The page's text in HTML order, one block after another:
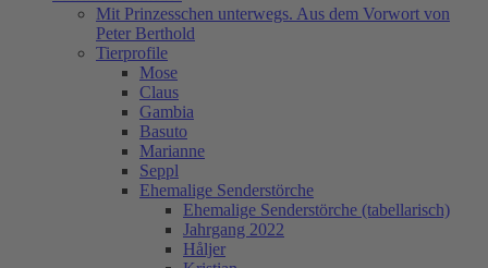
Mit Prinzesschen unterwegs. Aus dem Vorwort von
Peter Berthold
Tierprofile
Mose
Claus
Gambia
Basuto
Marianne
Seppl
Ehemalige Senderstörche
Ehemalige Senderstörche (tabellarisch)
Jahrgang 2022
Håljer